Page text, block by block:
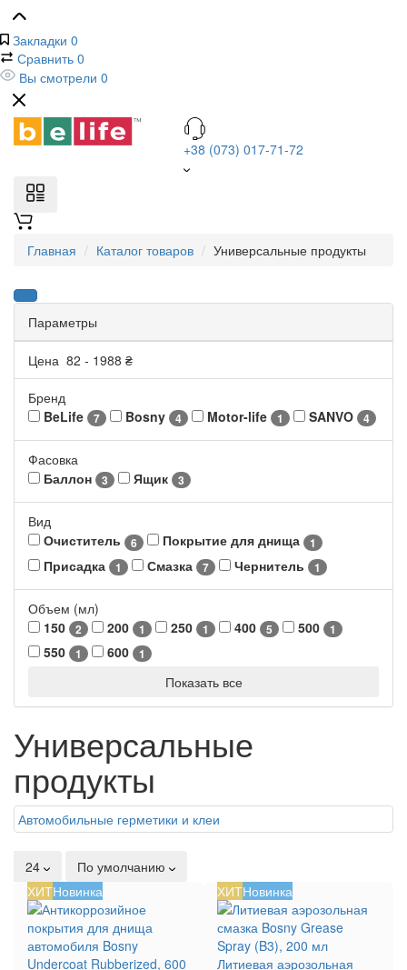
Закладки 0
Сравнить 0
Вы смотрели 0
+38 (073) 017-71-72
Главная Каталог товаров Универсальные продукты
Параметры
Цена 82 - 1988 ₴
Бренд
BeLife
7 Bosny 4 Motor-life 1 SANVO 4
Фасовка
Баллон
3 Ящик 3
Вид
Очиститель
6 Покрытие для днища 1
Присадка 1 Смазка 7 Чернитель 1
Объем (мл)
150
2 200 1 250 1 400 5 500 1
550 1 600 1
Показать все
Универсальные
продукты
Автомобильные герметики и клеи
24
По умолчанию
ХИТНовинка ХИТНовинка
Литиевая аэрозольная